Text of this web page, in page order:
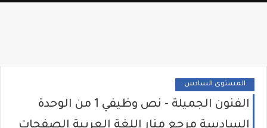
المستوى السادس
الفنون الجميلة - نص وظيفي 1 من الوحدة
السادسة مرجع منار اللغة العربية الصفحات